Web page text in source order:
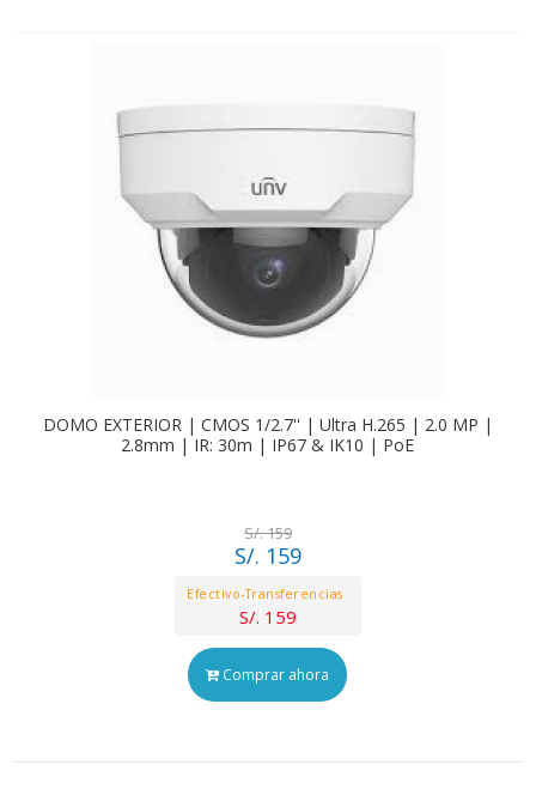
DOMO EXTERIOR | CMOS 1/2.7'' | Ultra H.265 | 2.0 MP |
2.8mm | IR: 30m | IP67 & IK10 | PoE
S/. 159
S/. 159
Efectivo-Transferencias
S/. 159
Comprar ahora